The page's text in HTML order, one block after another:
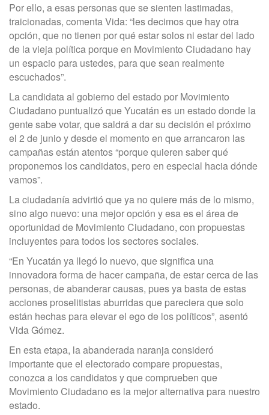
Por ello, a esas personas que se sienten lastimadas,
traicionadas, comenta Vida: “les decimos que hay otra
opción, que no tienen por qué estar solos ni estar del lado
de la vieja política porque en Movimiento Ciudadano hay
un espacio para ustedes, para que sean realmente
escuchados”.
La candidata al gobierno del estado por Movimiento
Ciudadano puntualizó que Yucatán es un estado donde la
gente sabe votar, que saldrá a dar su decisión el próximo
el 2 de junio y desde el momento en que arrancaron las
campañas están atentos “porque quieren saber qué
proponemos los candidatos, pero en especial hacia dónde
vamos”.
La ciudadanía advirtió que ya no quiere más de lo mismo,
sino algo nuevo: una mejor opción y esa es el área de
oportunidad de Movimiento Ciudadano, con propuestas
incluyentes para todos los sectores sociales.
“En Yucatán ya llegó lo nuevo, que significa una
innovadora forma de hacer campaña, de estar cerca de las
personas, de abanderar causas, pues ya basta de estas
acciones proselitistas aburridas que pareciera que solo
están hechas para elevar el ego de los políticos”, asentó
Vida Gómez.
En esta etapa, la abanderada naranja consideró
importante que el electorado compare propuestas,
conozca a los candidatos y que comprueben que
Movimiento Ciudadano es la mejor alternativa para nuestro
estado.